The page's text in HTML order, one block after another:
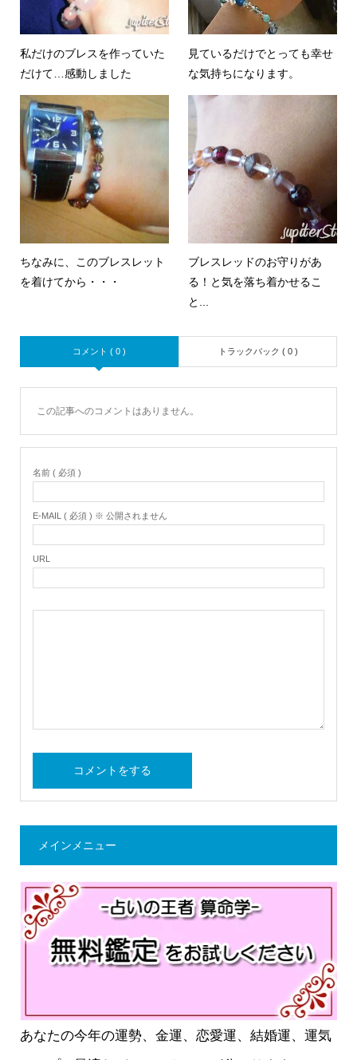
私だけのブレスを作っていた
だけて…感動しました
見ているだけでとっても幸せ
な気持ちになります。
ちなみに、このブレスレット
を着けてから・・・
ブレスレッドのお守りがあ
る！と気を落ち着かせるこ
と...
コメント ( 0 ) トラックバック ( 0 )
この記事へのコメントはありません。
名前 ( 必須 )
E-MAIL ( 必須 ) ※ 公開されません
URL
メインメニュー
あなたの今年の運勢、金運、恋愛運、結婚運、運気